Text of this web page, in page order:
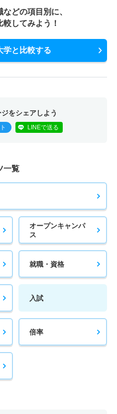
どの項目別に、
較してみよう！
学と比較する
をシェアしよう
LINEで送る
一覧
オープンキャンパ
ス
就職・資格
入試
倍率